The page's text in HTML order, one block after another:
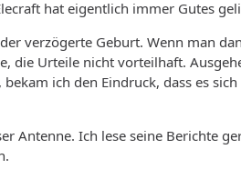
hat eigentlich immer Gutes
verzögerte Geburt. Wenn man
die Urteile nicht vorteilhaft.
ich den Eindruck, dass es
Antenne. Ich lese seine Berichte